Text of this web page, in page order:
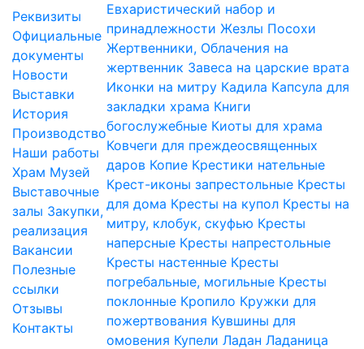
Реквизиты
Официальные
документы
Новости
Выставки
История
Производство
Наши работы
Храм Музей
Выставочные
залы Закупки,
реализация
Вакансии
Полезные
ссылки
Отзывы
Контакты
Евхаристический набор и
принадлежности Жезлы Посохи
Жертвенники, Облачения на
жертвенник Завеса на царские врата
Иконки на митру Кадила Капсула для
закладки храма Книги
богослужебные Киоты для храма
Ковчеги для преждеосвященных
даров Копие Крестики нательные
Крест-иконы запрестольные Кресты
для дома Кресты на купол Кресты на
митру, клобук, скуфью Кресты
наперсные Кресты напрестольные
Кресты настенные Кресты
погребальные, могильные Кресты
поклонные Кропило Кружки для
пожертвования Кувшины для
омовения Купели Ладан Ладаница